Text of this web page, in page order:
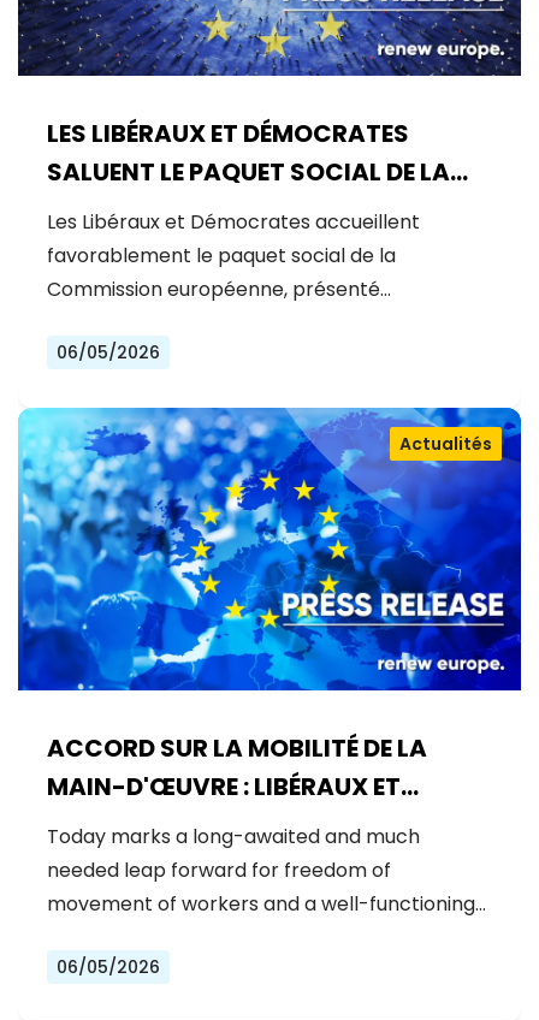
LES LIBÉRAUX ET DÉMOCRATES
SALUENT LE PAQUET SOCIAL DE LA
COMMISSION : UNE AVANCÉE
MAJEURE POUR UNE UE PLUS JUSTE ET
INCLUSIVE
Les Libéraux et Démocrates accueillent
favorablement le paquet social de la
Commission européenne, présenté…
06/05/2026
ACCORD SUR LA MOBILITÉ DE LA
MAIN-D'ŒUVRE : LIBÉRAUX ET
DÉMOCRATES CÉLÈBRENT UNE
NOUVELLE ÈRE POUR DES DROITS DES
TRAVAILLEURS RENFORCÉS DANS
Actualités
Today marks a long-awaited and much
needed leap forward for freedom of
movement of workers and a well-functioning…
06/05/2026